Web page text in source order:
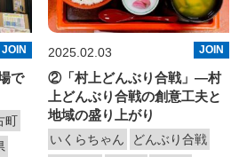
JOIN
で
町
2025.02.03 JOIN
②「村上どんぶり合戦」—村
上どんぶり合戦の創意工夫と
地域の盛り上がり
いくらちゃん
どんぶり合戦